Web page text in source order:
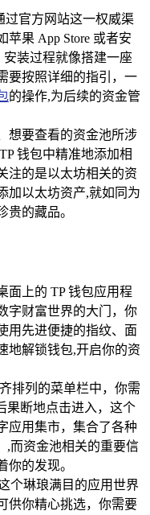
过官方网站这一权威渠
果 App Store 或者安
安装过程就像搭建一座
要按照详细的指引，一
的操作,为后续的资金管
想要查看的资金池所涉
钱包中精准地添加相
注的是以太坊相关的资
加以太坊资产,就如同为
贵的藏品。
面上的 TP 钱包应用程
字财富世界的大门，你
用先进便捷的指纹、面
地解锁钱包,开启你的资
排列的菜单栏中，你需
果断地点击进入，这个
应用集市，集合了各种
,而资金池相关的重要信
你的发现。
个琳琅满目的应用世界
供你精心挑选，你需要